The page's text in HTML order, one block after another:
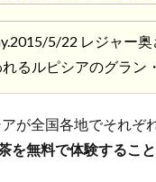
5/22 レジャー
るルピシアのグラン
が全国各地でそれぞ
を無料で体験するこ